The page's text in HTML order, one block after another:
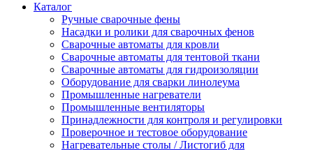
Каталог
Ручные сварочные фены
Насадки и ролики для сварочных фенов
Сварочные автоматы для кровли
Сварочные автоматы для тентовой ткани
Сварочные автоматы для гидроизоляции
Оборудование для сварки линолеума
Промышленные нагреватели
Промышленные вентиляторы
Принадлежности для контроля и регулировки
Проверочное и тестовое оборудование
Нагревательные столы / Листогиб для